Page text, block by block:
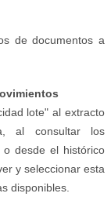
de documentos a
lote" al extracto
al consultar los
desde el histórico
y seleccionar esta
disponibles.